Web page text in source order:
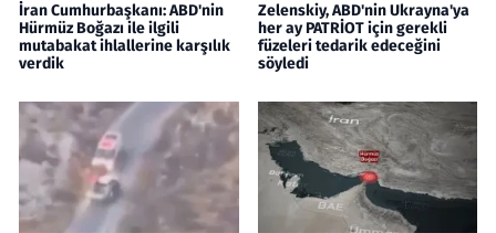
İran Cumhurbaşkanı: ABD'nin
Hürmüz Boğazı ile ilgili
mutabakat ihlallerine karşılık
verdik
Zelenskiy, ABD'nin Ukrayna'ya
her ay PATRİOT için gerekli
füzeleri tedarik edeceğini
söyledi